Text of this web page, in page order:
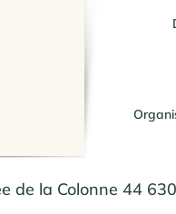
de la Colonne 44